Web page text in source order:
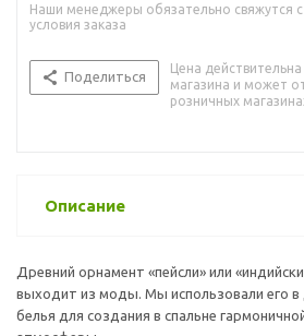
Наши менеджеры обязательно свяжутся
условия заказа
Поделиться
Цена
магазина и может
розничных
Описание
Древний орнамент «пейсли» или
выходит из моды. Мы использовали его в
белья для создания в спальне